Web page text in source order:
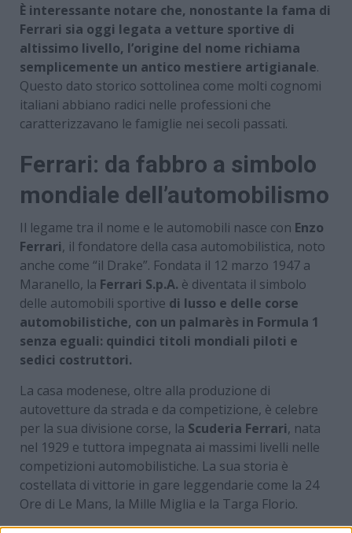
È interessante notare che, nonostante la fama di
Ferrari sia oggi legata a vetture sportive di
altissimo livello, l’origine del nome richiama
semplicemente un antico mestiere artigianale.
Questo dato storico sottolinea come molti cognomi
italiani abbiano radici nelle professioni che
caratterizzavano le famiglie nei secoli passati.
Ferrari: da fabbro a simbolo
mondiale dell’automobilismo
Il legame tra il nome e le automobili nasce con Enzo
Ferrari, il fondatore della casa automobilistica, noto
anche come “il Drake”. Fondata il 12 marzo 1947 a
Maranello, la Ferrari S.p.A. è diventata il simbolo
delle automobili sportive di lusso e delle corse
automobilistiche, con un palmarès in Formula 1
senza eguali: quindici titoli mondiali piloti e
sedici costruttori.
La casa modenese, oltre alla produzione di
autovetture da strada e da competizione, è celebre
per la sua divisione corse, la Scuderia Ferrari, nata
nel 1929 e tuttora impegnata ai massimi livelli nelle
competizioni automobilistiche. La sua storia è
costellata di vittorie in gare leggendarie come la 24
Ore di Le Mans, la Mille Miglia e la Targa Florio.